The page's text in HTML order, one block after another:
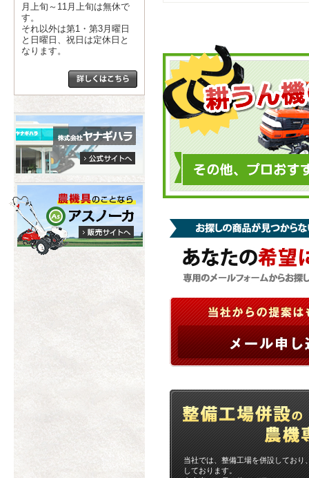
当社では、整備工場を併設してお
しております。
月上旬～11月上旬は無休で
す。
それ以外は第1・第3月曜日
と日曜日、祝日は定休日と
なります。